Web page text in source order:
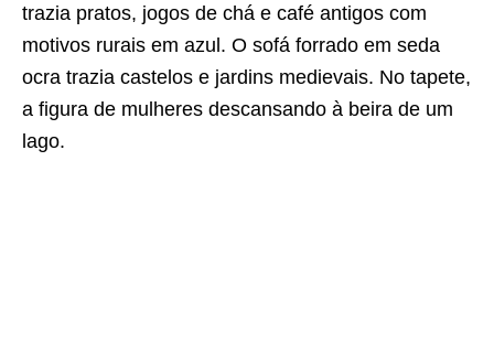
trazia pratos, jogos de chá e café antigos com
motivos rurais em azul. O sofá forrado em seda
ocra trazia castelos e jardins medievais. No tapete,
a figura de mulheres descansando à beira de um
lago.